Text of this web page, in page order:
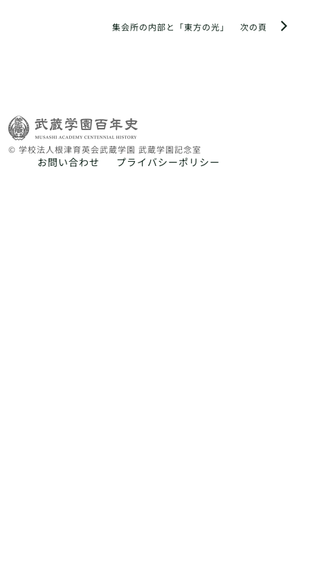
次の頁
集会所の内部と「東方の光」
© 学校法人根津育英会武蔵学園 武蔵学園記念室
お問い合わせ プライバシーポリシー